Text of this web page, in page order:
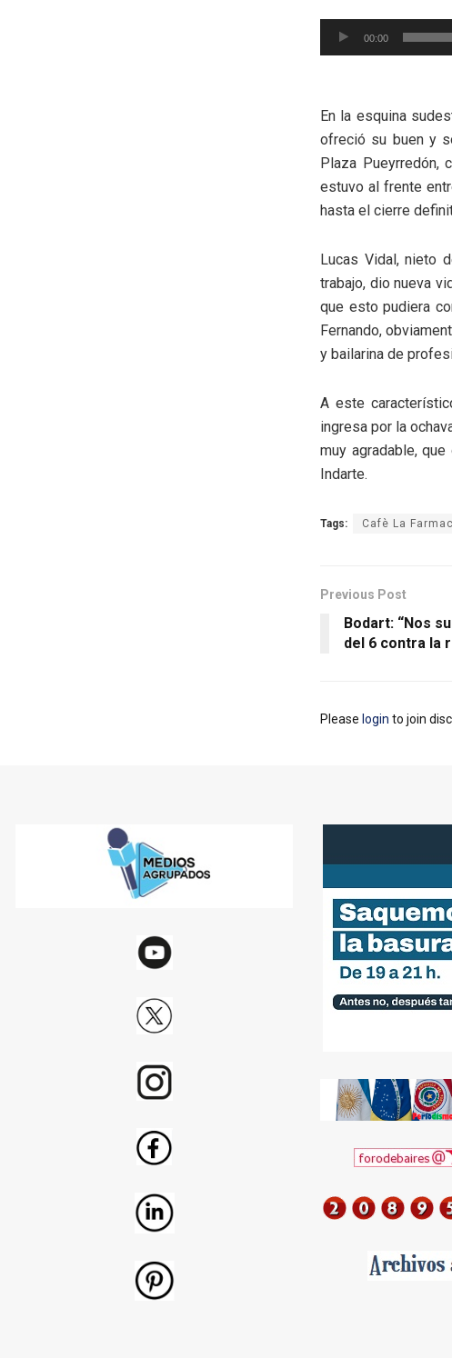
Reproductor
de
00:00
En la esquina
ofreció su buen y
Plaza Pueyrredón,
estuvo al frente
hasta el cierre
Lucas Vidal, nieto
trabajo, dio nueva
que esto pudiera
Fernando,
y bailarina de
A este
ingresa por la
muy agradable,
Indarte.
Tags: Cafè La
Previous Post
Bodart: “Nos
del 6 contra la
Please login to join